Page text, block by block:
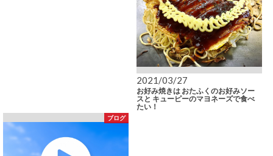
2021/03/27
お好み焼きは おたふくのお好みソー
スと キューピーのマヨネーズで食べ
たい！
ブログ